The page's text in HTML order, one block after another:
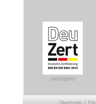
(anzeigen)
Startseite |